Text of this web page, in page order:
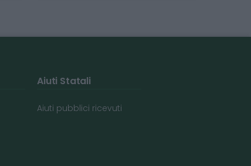
Aiuti Statali
Aiuti pubblici ricevuti